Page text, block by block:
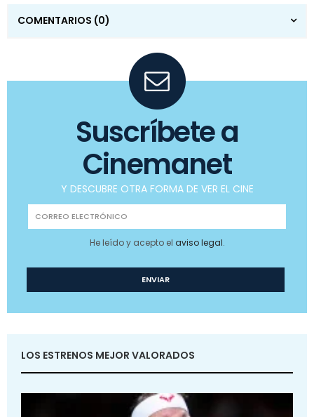
COMENTARIOS (0)
Suscríbete a
Cinemanet
Y DESCUBRE OTRA FORMA DE VER EL CINE
He leído y acepto el aviso legal.
LOS ESTRENOS MEJOR VALORADOS